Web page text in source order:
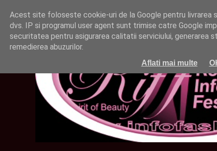
Acest site foloseste cookie-uri de la Google pentru livrarea
dvs. IP si programul user agent sunt trimise catre Google
securitatea pentru asigurarea calitatii serviciului, generarea
remedierea abuzurilor.
Aflati mai multe